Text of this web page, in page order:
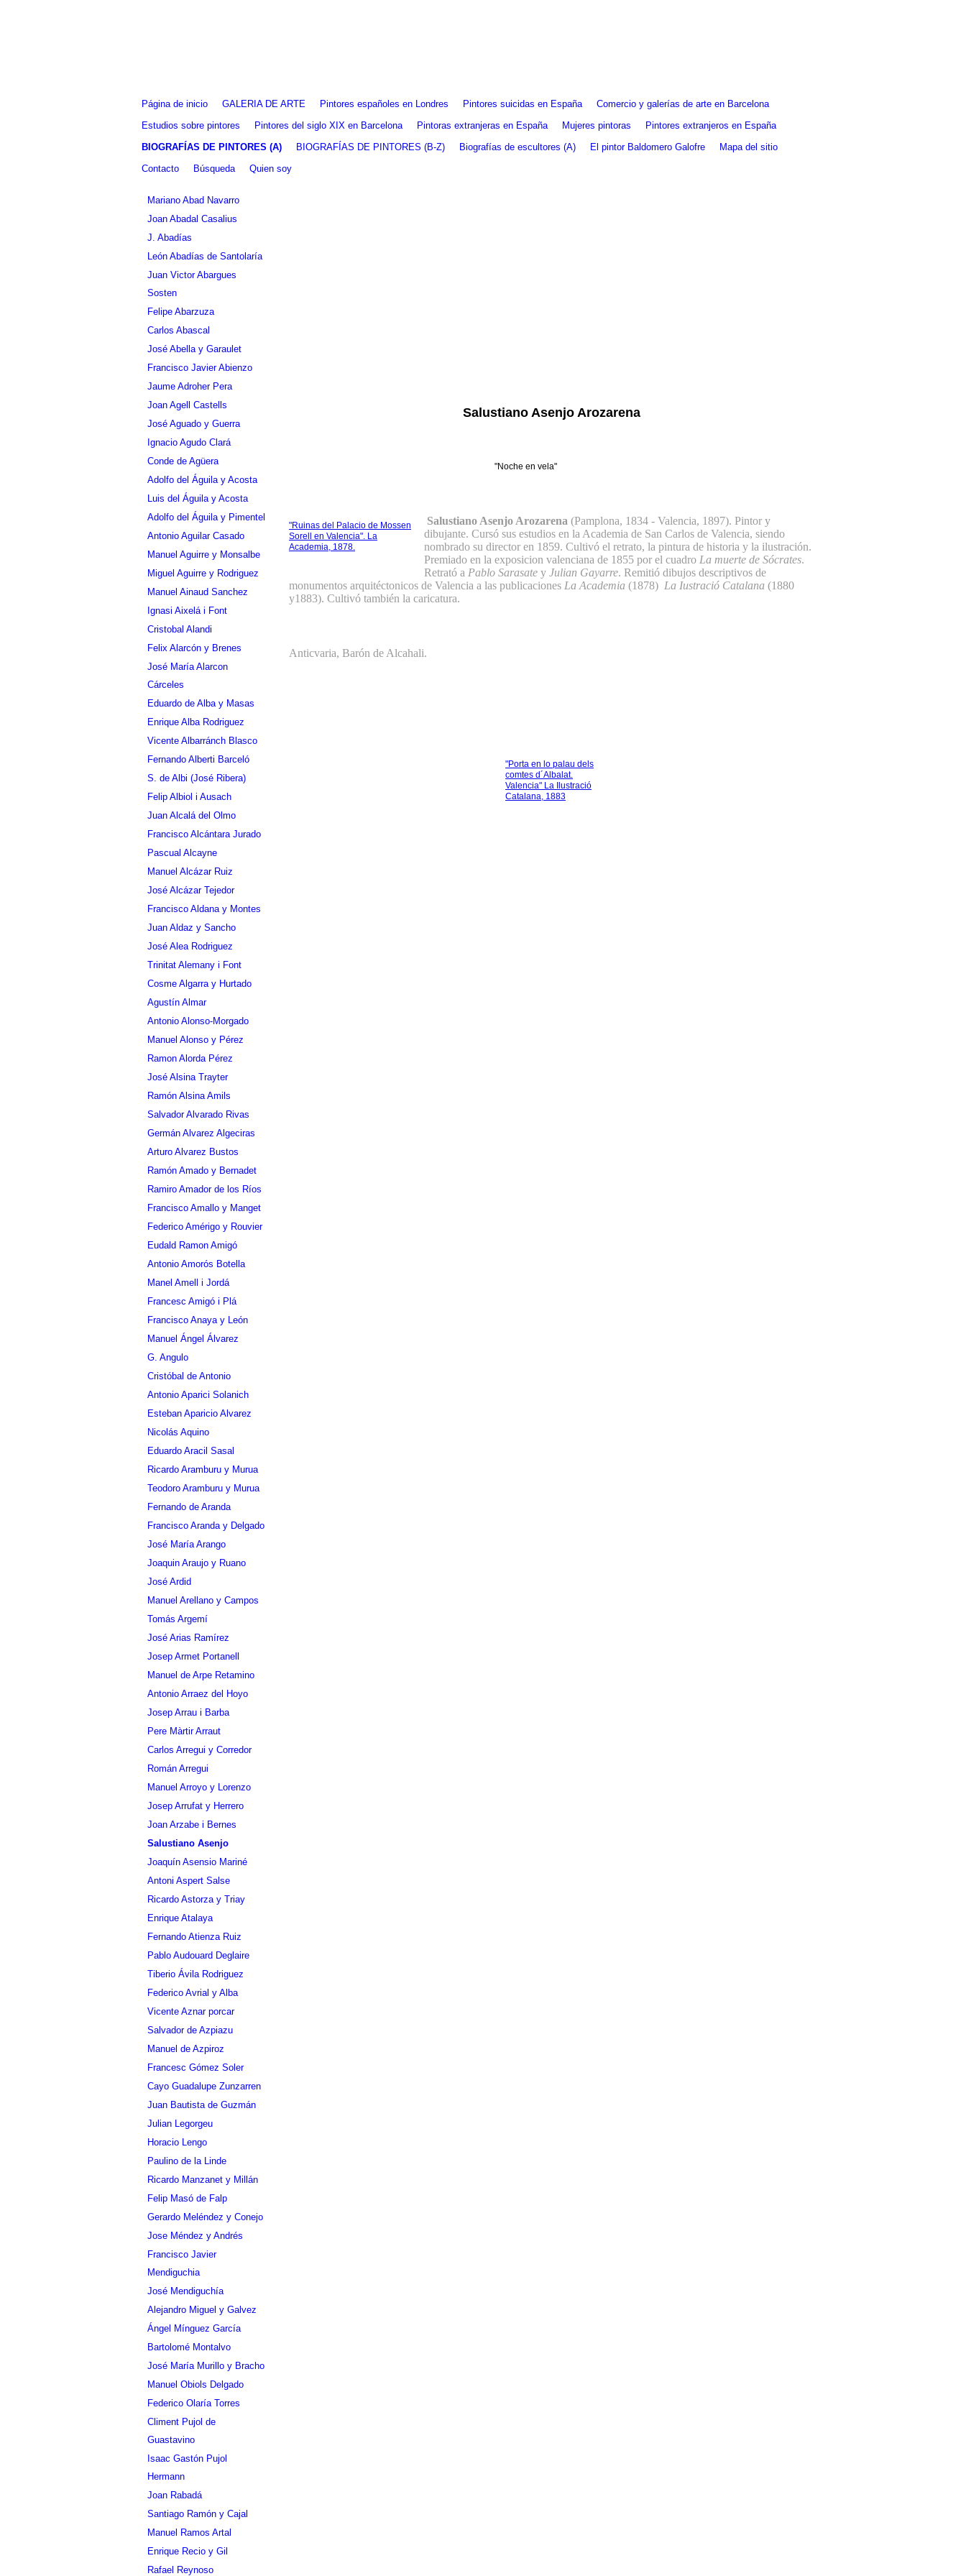
Página de inicio GALERIA DE ARTE Pintores españoles en Londres Pintores suicidas en España
Comercio y galerías de arte en Barcelona
Estudios sobre pintores
Pintores del siglo XIX en Barcelona Pintoras extranjeras en España Mujeres pintoras
Pintores extranjeros en España
BIOGRAFÍAS DE PINTORES (A)
BIOGRAFÍAS DE PINTORES (B-Z) Biografías de escultores (A) El pintor Baldomero Galofre
Mapa del sitio
Contacto
Búsqueda Quien soy
Mariano Abad Navarro
Joan Abadal Casalius
J. Abadías
León Abadías de Santolaría
Juan Victor Abargues
Sosten
Felipe Abarzuza
Carlos Abascal
José Abella y Garaulet
Francisco Javier Abienzo
Jaume Adroher Pera
Joan Agell Castells
José Aguado y Guerra
Ignacio Agudo Clará
Conde de Agüera
Adolfo del Águila y Acosta
Luis del Águila y Acosta
Adolfo del Águila y Pimentel
Antonio Aguilar Casado
Manuel Aguirre y Monsalbe
Miguel Aguirre y Rodriguez
Manuel Ainaud Sanchez
Ignasi Aixelá i Font
Cristobal Alandi
Felix Alarcón y Brenes
José María Alarcon
Cárceles
Eduardo de Alba y Masas
Enrique Alba Rodriguez
Vicente Albarránch Blasco
Fernando Alberti Barceló
S. de Albi (José Ribera)
Felip Albiol i Ausach
Juan Alcalá del Olmo
Francisco Alcántara Jurado
Pascual Alcayne
Manuel Alcázar Ruiz
José Alcázar Tejedor
Francisco Aldana y Montes
Juan Aldaz y Sancho
José Alea Rodriguez
Trinitat Alemany i Font
Cosme Algarra y Hurtado
Agustín Almar
Antonio Alonso-Morgado
Manuel Alonso y Pérez
Ramon Alorda Pérez
José Alsina Trayter
Ramón Alsina Amils
Salvador Alvarado Rivas
Germán Alvarez Algeciras
Arturo Alvarez Bustos
Ramón Amado y Bernadet
Ramiro Amador de los Ríos
Francisco Amallo y Manget
Federico Amérigo y Rouvier
Eudald Ramon Amigó
Antonio Amorós Botella
Manel Amell i Jordá
Francesc Amigó i Plá
Francisco Anaya y León
Manuel Ángel Álvarez
G. Angulo
Cristóbal de Antonio
Antonio Aparici Solanich
Esteban Aparicio Alvarez
Nicolás Aquino
Eduardo Aracil Sasal
Ricardo Aramburu y Murua
Teodoro Aramburu y Murua
Fernando de Aranda
Francisco Aranda y Delgado
José María Arango
Joaquin Araujo y Ruano
José Ardid
Manuel Arellano y Campos
Tomás Argemí
José Arias Ramírez
Josep Armet Portanell
Manuel de Arpe Retamino
Antonio Arraez del Hoyo
Josep Arrau i Barba
Pere Màrtir Arraut
Carlos Arregui y Corredor
Román Arregui
Manuel Arroyo y Lorenzo
Josep Arrufat y Herrero
Joan Arzabe i Bernes
Salustiano Asenjo
Joaquín Asensio Mariné
Antoni Aspert Salse
Ricardo Astorza y Triay
Enrique Atalaya
Fernando Atienza Ruiz
Pablo Audouard Deglaire
Tiberio Ávila Rodriguez
Federico Avrial y Alba
Vicente Aznar porcar
Salvador de Azpiazu
Manuel de Azpiroz
Francesc Gómez Soler
Cayo Guadalupe Zunzarren
Juan Bautista de Guzmán
Julian Legorgeu
Horacio Lengo
Paulino de la Linde
Ricardo Manzanet y Millán
Felip Masó de Falp
Gerardo Meléndez y Conejo
Jose Méndez y Andrés
Francisco Javier
Mendiguchia
José Mendiguchía
Alejandro Miguel y Galvez
Ángel Mínguez García
Bartolomé Montalvo
José María Murillo y Bracho
Manuel Obiols Delgado
Federico Olaría Torres
Climent Pujol de
Guastavino
Isaac Gastón Pujol
Hermann
Joan Rabadá
Santiago Ramón y Cajal
Manuel Ramos Artal
Enrique Recio y Gil
Rafael Reynoso
Salustiano Asenjo Arozarena
"Noche en vela"
"Ruinas del Palacio de Mossen
Sorell en Valencia". La
Academia, 1878.
Salustiano Asenjo Arozarena (Pamplona, 1834 - Valencia, 1897). Pintor y
dibujante. Cursó sus estudios en la Academia de San Carlos de Valencia, siendo
nombrado su director en 1859. Cultivó el retrato, la pintura de historia y la ilustración.
Premiado en la exposicion valenciana de 1855 por el cuadro La muerte de Sócrates.
Retrató a Pablo Sarasatey Julian Gayarre. Remitió dibujos descriptivos de
monumentos arquitéctonicos de Valencia a las publicaciones La Academia (1878) La Iustració Catalana (1880
y1883). Cultivó también la caricatura.
Anticvaria, Barón de Alcahali.
"Porta en lo palau dels
comtes d´Albalat.
Valencia" La Ilustració
Catalana, 1883